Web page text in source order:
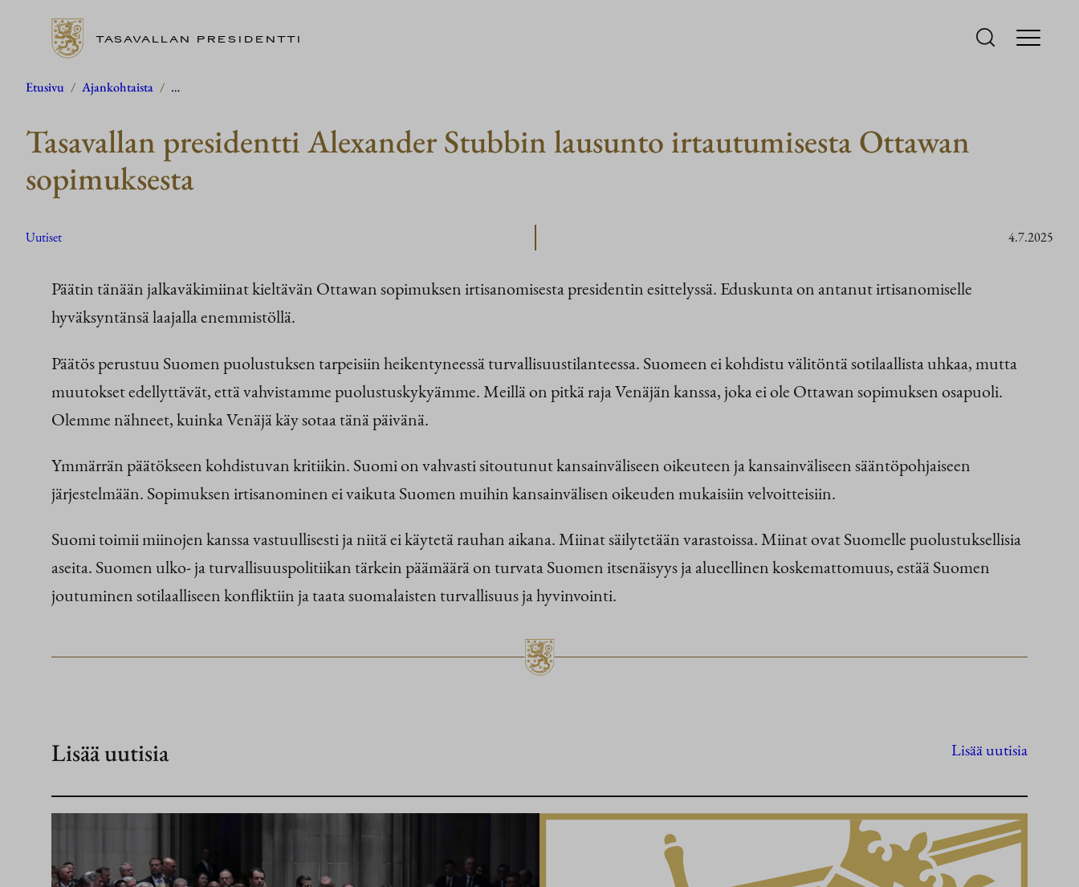
Siirry
TASAVALLAN PRESIDENTTI
Etusivu / Ajankohtaista / …
Tasavallan presidentti Alexander Stubbin lausunto irtautumisesta Ottawan
sopimuksesta
Uutiset 4.7.2025
Päätin tänään jalkaväkimiinat kieltävän Ottawan sopimuksen irtisanomisesta presidentin esittelyssä. Eduskunta on antanut irtisanomiselle
hyväksyntänsä laajalla enemmistöllä.
Päätös perustuu Suomen puolustuksen tarpeisiin heikentyneessä turvallisuustilanteessa. Suomeen ei kohdistu välitöntä sotilaallista uhkaa, mutta
muutokset edellyttävät, että vahvistamme puolustuskykyämme. Meillä on pitkä raja Venäjän kanssa, joka ei ole Ottawan sopimuksen osapuoli.
Olemme nähneet, kuinka Venäjä käy sotaa tänä päivänä.
Ymmärrän päätökseen kohdistuvan kritiikin. Suomi on vahvasti sitoutunut kansainväliseen oikeuteen ja kansainväliseen sääntöpohjaiseen
järjestelmään. Sopimuksen irtisanominen ei vaikuta Suomen muihin kansainvälisen oikeuden mukaisiin velvoitteisiin.
Suomi toimii miinojen kanssa vastuullisesti ja niitä ei käytetä rauhan aikana. Miinat säilytetään varastoissa. Miinat ovat Suomelle puolustuksellisia
aseita. Suomen ulko- ja turvallisuuspolitiikan tärkein päämäärä on turvata Suomen itsenäisyys ja alueellinen koskemattomuus, estää Suomen
joutuminen sotilaalliseen konfliktiin ja taata suomalaisten turvallisuus ja hyvinvointi.
Lisää uutisia Lisää uutisia